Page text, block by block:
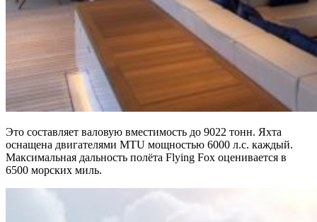
Это составляет валовую вместимость до 9022 тонн. Яхта
оснащена двигателями MTU мощностью 6000 л.с. каждый.
Максимальная дальность полёта Flying Fox оценивается в
6500 морских миль.